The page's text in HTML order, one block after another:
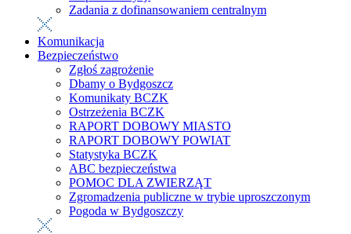
Zadania z dofinansowaniem centralnym
Komunikacja
Bezpieczeństwo
Zgłoś zagrożenie
Dbamy o Bydgoszcz
Komunikaty BCZK
Ostrzeżenia BCZK
RAPORT DOBOWY MIASTO
RAPORT DOBOWY POWIAT
Statystyka BCZK
ABC bezpieczeństwa
POMOC DLA ZWIERZĄT
Zgromadzenia publiczne w trybie uproszczonym
Pogoda w Bydgoszczy